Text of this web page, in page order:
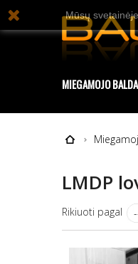
MIEGAMOJO
LMDP
Rikiuoti pagal
Mūsų